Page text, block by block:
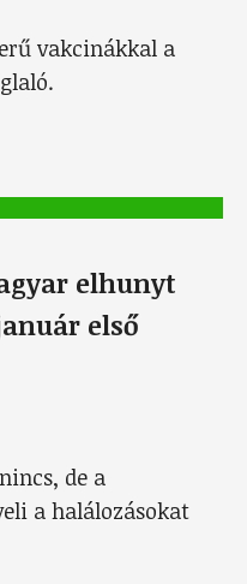
vakcinákkal a
elhunyt
első
de a
a halálozásokat